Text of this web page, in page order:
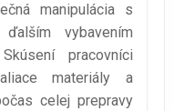
manipulácia s
vybavením
pracovníci
materiály a
celej prepravy